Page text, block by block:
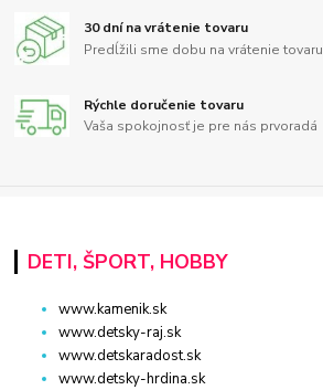
30 dní na vrátenie tovaru
Predĺžili sme dobu na vrátenie tovaru
Rýchle doručenie tovaru
Vaša spokojnosť je pre nás prvoradá
DETI, ŠPORT, HOBBY
www.kamenik.sk
www.detsky-raj.sk
www.detskaradost.sk
www.detsky-hrdina.sk